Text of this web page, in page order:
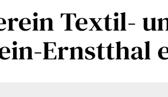
Textil-
Ernstthal